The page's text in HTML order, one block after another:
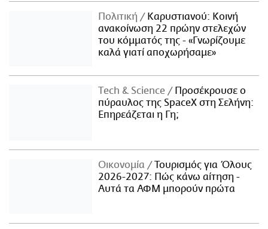
Πολιτική
Καρυστιανού: Κοινή
ανακοίνωση 22 πρώην στελεχών
του κόμματός της - «Γνωρίζουμε
καλά γιατί αποχωρήσαμε»
Τech & Science
Προσέκρουσε ο
πύραυλος της SpaceX στη Σελήνη:
Επηρεάζεται η Γη;
Οικονομία
Τουρισμός για Όλους
2026-2027: Πώς κάνω αίτηση -
Αυτά τα ΑΦΜ μπορούν πρώτα